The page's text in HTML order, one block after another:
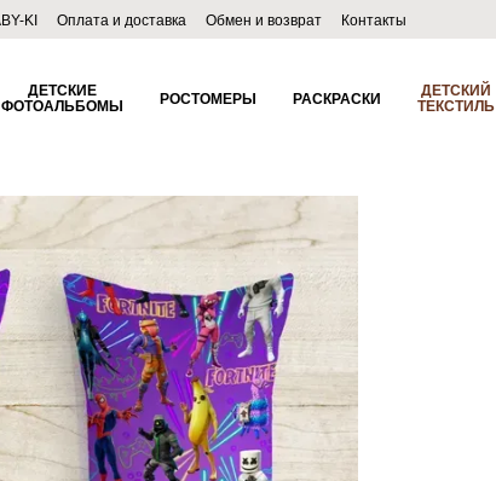
KI Оплата и доставка Обмен и возврат
Контакты
Блог
ДЕТСКИЕ
ФОТОАЛЬБОМЫ
РОСТОМЕРЫ РАСКРАСКИ
ДЕТСКИЙ
ТЕКСТИЛЬ